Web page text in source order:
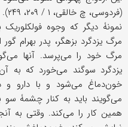
(فردوسی، چ خالقی، ۱ / ۲۰۹، ۲۴۹).
نمونۀ دیگر که وجوه
مرگ یزدگرد بزهگر، پدر بهرام
مرگ خود را می‌پرسد. آنها
یزدگرد سوگند می‌خورد که به
خون‌دماغ می‌شود و با دارو و
می‌گویند باید به کنار چشمۀ
همین کار را می‌کند. وقتی به